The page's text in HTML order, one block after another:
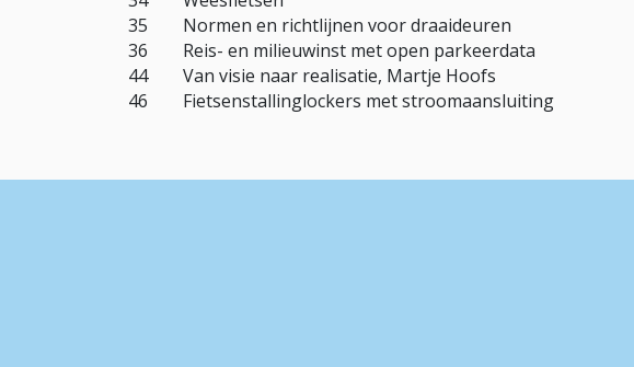
35 Normen en richtlijnen voor draaideuren
36 Reis- en milieuwinst met open parkeerdata
44 Van visie naar realisatie, Martje Hoofs
46 Fietsenstallinglockers met stroomaansluiting